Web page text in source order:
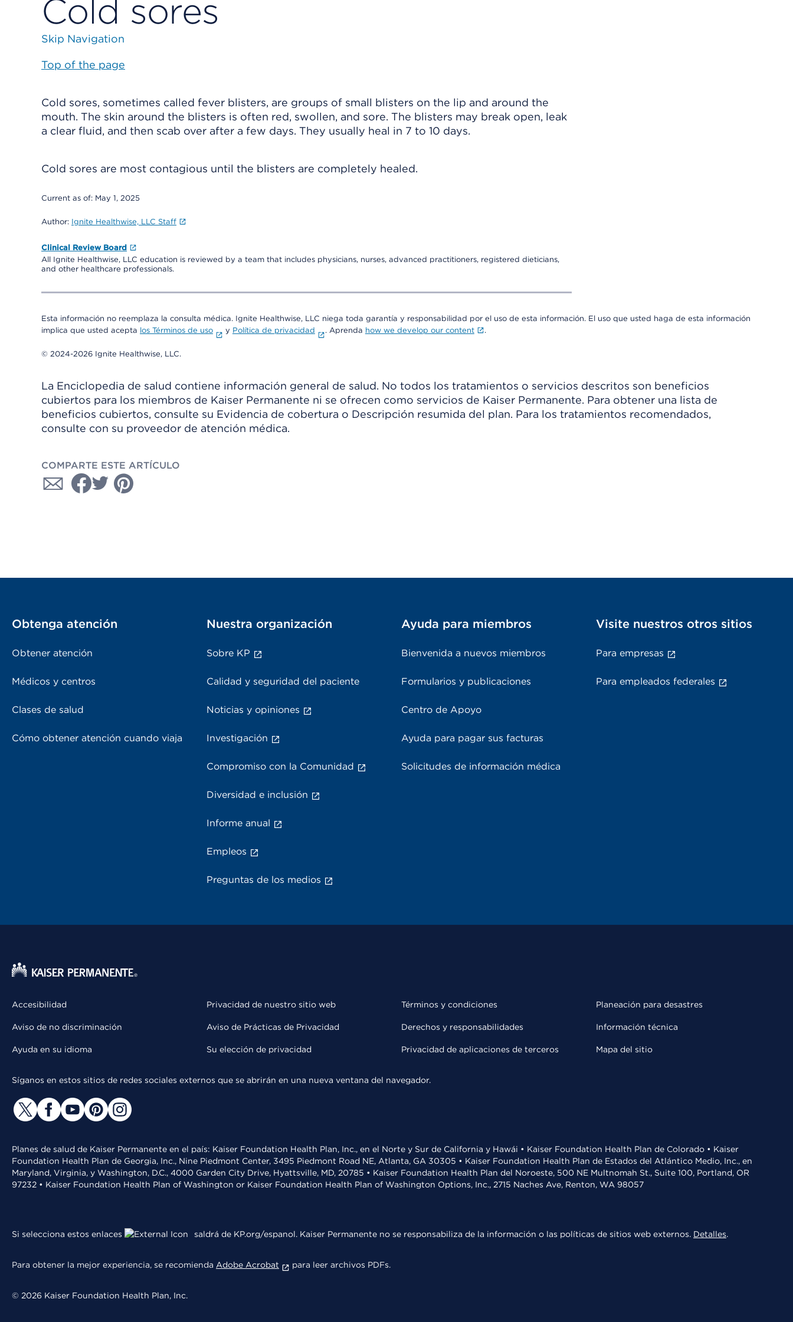
Cold sores
Skip Navigation
Top of the page
Cold sores, sometimes called fever blisters, are groups of small blisters on the lip and around the
mouth. The skin around the blisters is often red, swollen, and sore. The blisters may break open, leak
a clear fluid, and then scab over after a few days. They usually heal in 7 to 10 days.
Cold sores are most contagious until the blisters are completely healed.
Current as of: May 1, 2025
Author: Ignite Healthwise, LLC Staff
Clinical Review Board
All Ignite Healthwise, LLC education is reviewed by a team that includes physicians, nurses, advanced practitioners, registered dieticians,
and other healthcare professionals.
Esta información no reemplaza la consulta médica. Ignite Healthwise, LLC niega toda garantía y responsabilidad por el uso de esta información. El uso que usted haga de esta información
implica que usted acepta los Términos de uso y Política de privacidad . Aprenda how we develop our content .
© 2024-2026 Ignite Healthwise, LLC.
La Enciclopedia de salud contiene información general de salud. No todos los tratamientos o servicios descritos son beneficios
cubiertos para los miembros de Kaiser Permanente ni se ofrecen como servicios de Kaiser Permanente. Para obtener una lista de
beneficios cubiertos, consulte su Evidencia de cobertura o Descripción resumida del plan. Para los tratamientos recomendados,
consulte con su proveedor de atención médica.
COMPARTE ESTE ARTÍCULO
Obtenga atención
Obtener atención
Médicos y centros
Clases de salud
Cómo obtener atención cuando viaja
Nuestra organización
Sobre KP
Calidad y seguridad del paciente
Noticias y opiniones
Investigación
Compromiso con la Comunidad
Diversidad e inclusión
Informe anual
Empleos
Preguntas de los medios
Ayuda para miembros
Bienvenida a nuevos miembros
Formularios y publicaciones
Centro de Apoyo
Ayuda para pagar sus facturas
Solicitudes de información médica
Visite nuestros otros sitios
Para empresas
Para empleados federales
Accesibilidad
Aviso de no discriminación
Ayuda en su idioma
Privacidad de nuestro sitio web
Aviso de Prácticas de Privacidad
Su elección de privacidad
Términos y condiciones
Derechos y responsabilidades
Privacidad de aplicaciones de terceros
Planeación para desastres
Información técnica
Mapa del sitio
Síganos en estos sitios de redes sociales externos que se abrirán en una nueva ventana del navegador.
Planes de salud de Kaiser Permanente en el país: Kaiser Foundation Health Plan, Inc., en el Norte y Sur de California y Hawái • Kaiser Foundation Health Plan de Colorado • Kaiser
Foundation Health Plan de Georgia, Inc., Nine Piedmont Center, 3495 Piedmont Road NE, Atlanta, GA 30305 • Kaiser Foundation Health Plan de Estados del Atlántico Medio, Inc., en
Maryland, Virginia, y Washington, D.C., 4000 Garden City Drive, Hyattsville, MD, 20785 • Kaiser Foundation Health Plan del Noroeste, 500 NE Multnomah St., Suite 100, Portland, OR
97232 • Kaiser Foundation Health Plan of Washington or Kaiser Foundation Health Plan of Washington Options, Inc., 2715 Naches Ave, Renton, WA 98057
Si selecciona estos enlaces saldrá de KP.org/espanol. Kaiser Permanente no se responsabiliza de la información o las políticas de sitios web externos. Detalles.
Para obtener la mejor experiencia, se recomienda Adobe Acrobat para leer archivos PDFs.
© 2026 Kaiser Foundation Health Plan, Inc.